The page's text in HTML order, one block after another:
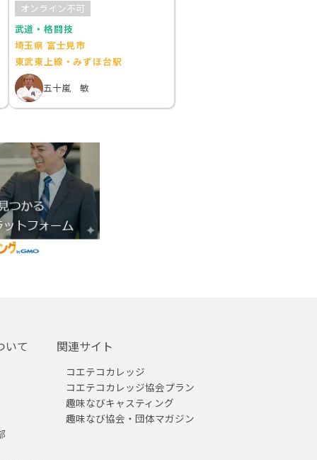
オンライン不可
武道・格闘技
埼玉県 富士見市
東武東上線・みずほ台駅
五十嵐 敏
いて 関連サイト
コエテコカレッジ
コエテコカレッジ協会プラン
趣味なびキャスティング
趣味なび協会・団体マガジン